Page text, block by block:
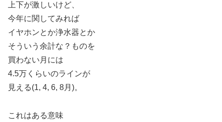
上下が激しいけど、
今年に関してみれば
イヤホンとか浄水器とか
そういう余計な？ものを
買わない月には
4.5万くらいのラインが
見える(1, 4, 6, 8月)。
これはある意味